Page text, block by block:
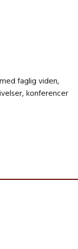
faglig viden,
konferencer